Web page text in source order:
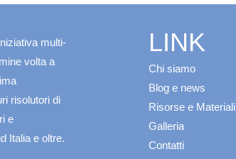
multi-
volta a
risolutori di
e
Italia e oltre.
LINK
Chi siamo
Blog e news
Risorse e Materiali
Galleria
Contatti